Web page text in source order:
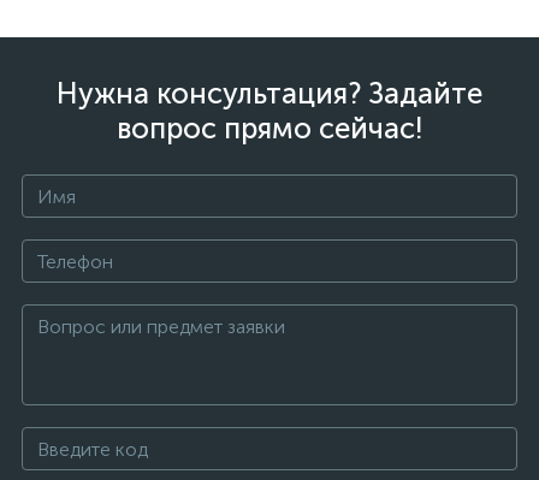
Нужна консультация? Задайте
вопрос прямо сейчас!